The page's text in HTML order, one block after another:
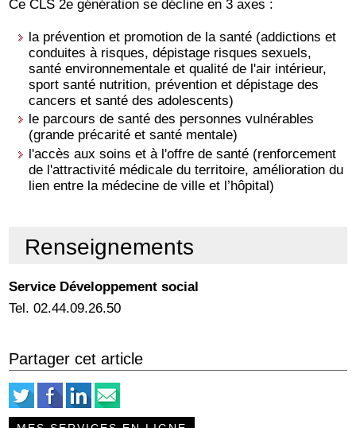
Ce CLS 2e génération se décline en 3 axes :
la prévention et promotion de la santé (addictions et
conduites à risques, dépistage risques sexuels,
santé environnementale et qualité de l'air intérieur,
sport santé nutrition, prévention et dépistage des
cancers et santé des adolescents)
le parcours de santé des personnes vulnérables
(grande précarité et santé mentale)
l'accès aux soins et à l'offre de santé (renforcement
de l'attractivité médicale du territoire, amélioration du
lien entre la médecine de ville et l’hôpital)
Renseignements
Service Développement social
Tel. 02.44.09.26.50
Partager cet article